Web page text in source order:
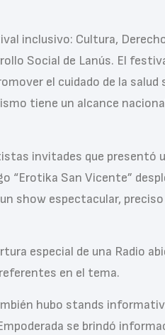
inclusivo: Cultura,
Social de Lanús. El
el cuidado de la
tiene un alcance
invitades que presentó
“Erotika San Vicente”
show espectacular,
especial de una Radio
en el tema.
hubo stands
se brindó